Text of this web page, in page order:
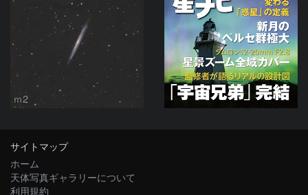
ｍ2
サイトマップ
ホーム
天体写真ギャラリーについて
利用規約